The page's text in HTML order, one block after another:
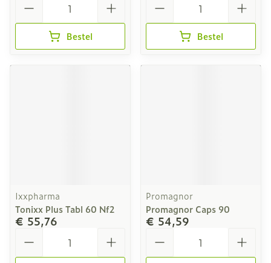
Bestel Bestel
Ixxpharma
Tonixx Plus Tabl 60 Nf2
€ 55,76
Promagnor
Promagnor Caps 90
€ 54,59